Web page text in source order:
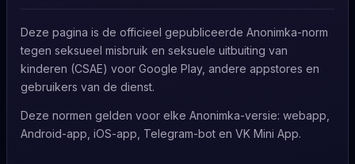
Deze pagina is de officieel gepubliceerde Anonimka-norm
tegen seksueel misbruik en seksuele uitbuiting van
kinderen (CSAE) voor Google Play, andere appstores en
gebruikers van de dienst.
Deze normen gelden voor elke Anonimka-versie: webapp,
Android-app, iOS-app, Telegram-bot en VK Mini App.